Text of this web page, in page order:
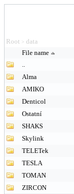
Root > data
File name
..
Alma
AMIKO
Denticol
Ostatní
SHAKS
Skylink
TELETek
TESLA
TOMAN
ZIRCON